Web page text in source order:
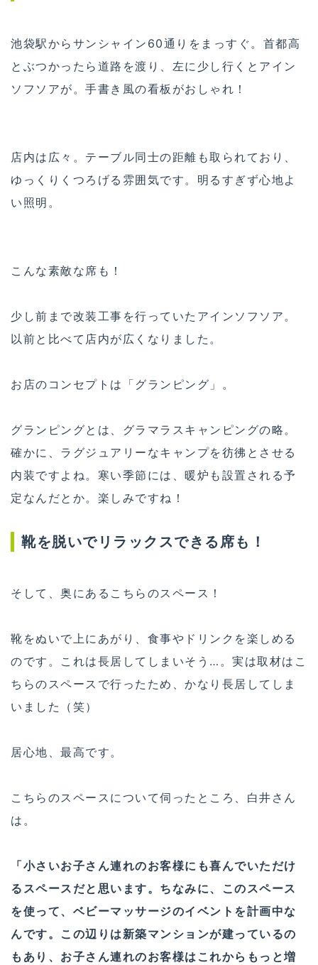
池袋駅からサンシャイン60通りをまっすぐ。首都高
とぶつかったら道路を渡り、左に少し行くとアイン
ソフソアが。手書き風の看板がおしゃれ！
店内は広々。テーブル同士の距離も取られており、
ゆっくりくつろげる雰囲気です。明るすぎず心地よ
い照明。
こんな素敵な席も！
少し前まで改装工事を行っていたアインソフソア。
以前と比べて店内が広くなりました。
お店のコンセプトは「グランピング」。
グランピングとは、グラマラスキャンピングの略。
確かに、ラグジュアリーなキャンプを彷彿とさせる
内装ですよね。寒い季節には、暖炉も設置される予
定なんだとか。楽しみですね！
靴を脱いでリラックスできる席も！
そして、奥にあるこちらのスペース！
靴をぬいで上にあがり、食事やドリンクを楽しめる
のです。これは長居してしまいそう…。実は取材はこ
ちらのスペースで行ったため、かなり長居してしま
いました（笑）
居心地、最高です。
こちらのスペースについて伺ったところ、白井さん
は。
「小さいお子さん連れのお客様にも喜んでいただけ
るスペースだと思います。ちなみに、このスペース
を使って、ベビーマッサージのイベントを計画中な
んです。この辺りは新築マンションが建っているの
もあり、お子さん連れのお客様はこれからもっと増